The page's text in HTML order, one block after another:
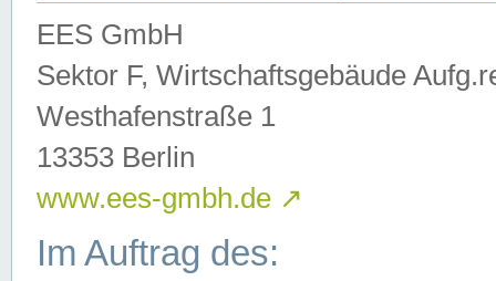
EES GmbH
Sektor F, Wirtschaftsgebäude
Westhafenstraße 1
13353 Berlin
www.ees-gmbh.de ↗
Im Auftrag des: